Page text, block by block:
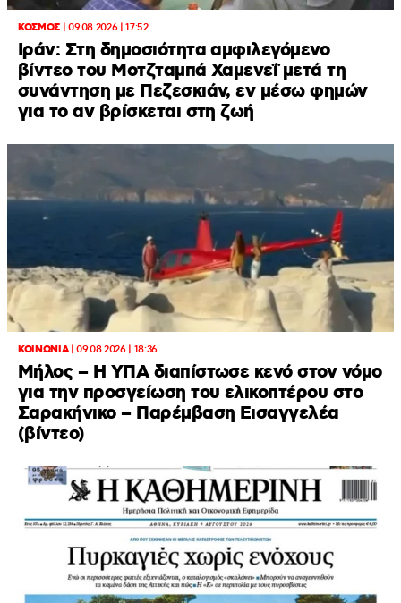
ΚΟΣΜΟΣ| 09.08.2026 | 17:52
Ιράν: Στη δημοσιότητα αμφιλεγόμενο
βίντεο του Μοτζταμπά Χαμενεΐ μετά τη
συνάντηση με Πεζεσκιάν, εν μέσω φημών
για το αν βρίσκεται στη ζωή
ΚΟΙΝΩΝΙΑ|09.08.2026 | 18:36
Μήλος – Η ΥΠΑ διαπίστωσε κενό στον νόμο
για την προσγείωση του ελικοπτέρου στο
Σαρακήνικο – Παρέμβαση Εισαγγελέα
(βίντεο)